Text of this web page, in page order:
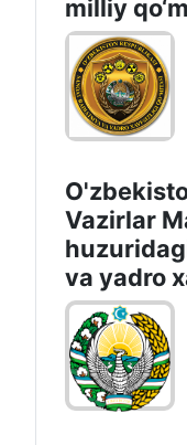
milliy
Vazirlar
va yadro